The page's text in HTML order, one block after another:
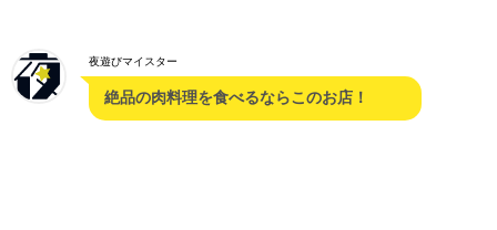
夜遊びマイスター
絶品の肉料理を食べるならこのお店！